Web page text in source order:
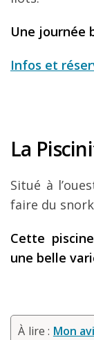
Une journée
Infos et
La
Situé à
faire du
Cette
une belle
À lire : Mon